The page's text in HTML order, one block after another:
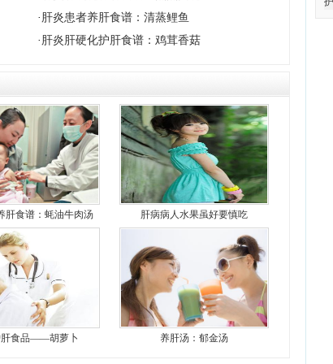
· 肝炎患者养肝食谱：清蒸鲤鱼
· 肝炎肝硬化护肝食谱：鸡茸香菇
肝食谱：蚝油牛肉汤 肝病病人水果虽好要慎吃
肝食品——胡萝卜 养肝汤：郁金汤